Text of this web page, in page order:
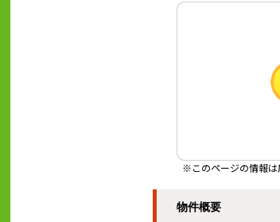
※このページの情報は
物件概要